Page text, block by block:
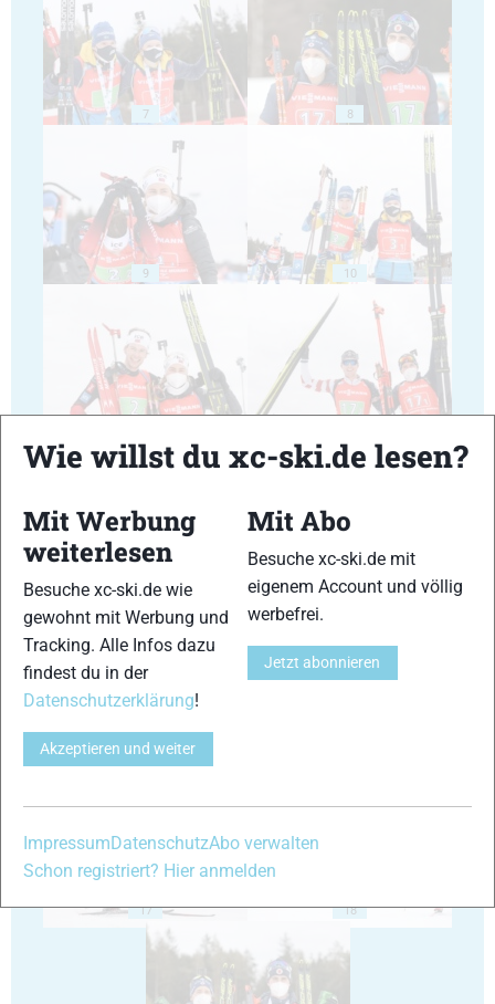
7 8
9 10
13 14
15
17 18
Wie willst du xc-ski.de lesen?
Mit Werbung
weiterlesen
Besuche xc-ski.de wie
gewohnt mit Werbung und
Tracking. Alle Infos dazu
findest du in der
Datenschutzerklärung!
Akzeptieren und weiter
Mit Abo
Besuche xc-ski.de mit
eigenem Account und völlig
werbefrei.
Jetzt abonnieren
ImpressumDatenschutzAbo verwalten
Schon registriert? Hier anmelden